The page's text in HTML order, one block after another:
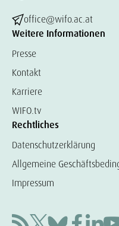
office@wifo.ac.at
Weitere Informationen
Presse
Kontakt
Karriere
WIFO.tv
Rechtliches
Datenschutzerklärung
Allgemeine
Impressum